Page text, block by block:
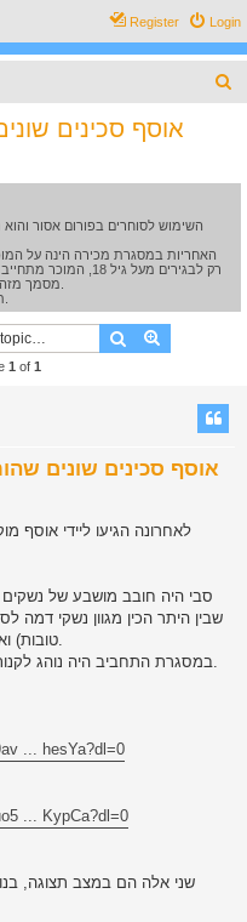
Login
Register
אוסף סכינים
השימוש לסוחרים בפורום אסור
האחריות במסגרת מכירה הינה על
רק לבגירים מעל
Search
1 of 1
אוסף סכינים שונים
לאחרונה הגיעו ליידי אוסף
סבי היה חובב מושבע של
טובות) ואף היה חבר במועדון ירי עד שנותיו האחרונות.
במסגרת התחביב היה נוהג לקנות סכינים וכלים מגוונים במהלך טיוליו בעולם.
... hesYa?dl=0
... KypCa?dl=0
שני אלה הם במצב תצוגה,